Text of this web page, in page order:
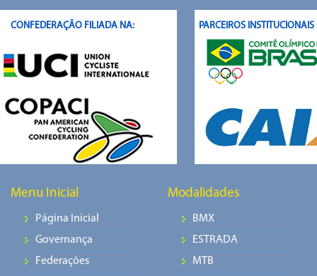
CONFEDERAÇÂO FILIADA NA: PARCEIROS
Menu Inicial
Página Inicial
Governança
Federações
Modalidades
BMX
ESTRADA
MTB